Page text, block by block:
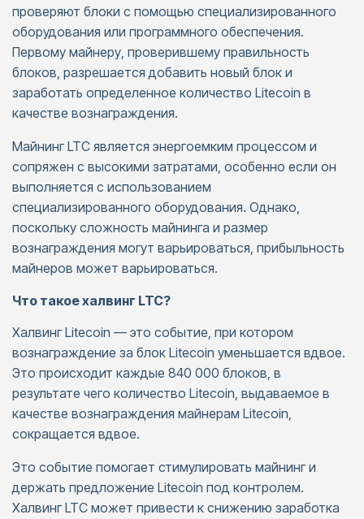
проверяют блоки с помощью специализированного
оборудования или программного обеспечения.
Первому майнеру, проверившему правильность
блоков, разрешается добавить новый блок и
заработать определенное количество Litecoin в
качестве вознаграждения.
Майнинг LTC является энергоемким процессом и
сопряжен с высокими затратами, особенно если он
выполняется с использованием
специализированного оборудования. Однако,
поскольку сложность майнинга и размер
вознаграждения могут варьироваться, прибыльность
майнеров может варьироваться.
Что такое халвинг LTC?
Халвинг Litecoin — это событие, при котором
вознаграждение за блок Litecoin уменьшается вдвое.
Это происходит каждые 840 000 блоков, в
результате чего количество Litecoin, выдаваемое в
качестве вознаграждения майнерам Litecoin,
сокращается вдвое.
Это событие помогает стимулировать майнинг и
держать предложение Litecoin под контролем.
Халвинг LTC может привести к снижению заработка